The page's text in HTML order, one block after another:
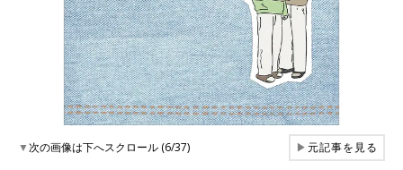
▼次の画像は下へスクロール (6/37) ▶元記事を見る